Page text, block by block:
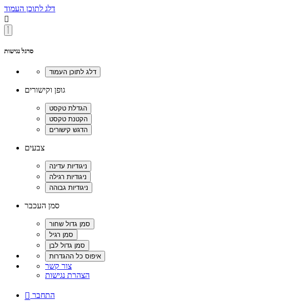
דלג לתוכן העמוד

סרגל נגישות
גופן וקישורים
צבעים
סמן העכבר
צור קשר
הצהרת נגישות
 התחבר